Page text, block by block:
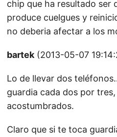
chip que ha resultado ser
produce cuelgues y
no deberia afectar a los
bartek (2013-05-07
Lo de llevar dos
guardia cada dos por
acostumbrados.
Claro que si te toca